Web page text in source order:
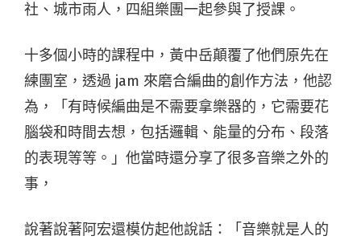
社、城市雨人，四組樂團一起參與了授課。
十多個小時的課程中，黃中岳顛覆了他們原先在
練團室，透過 jam 來磨合編曲的創作方法，他認
為，「有時候編曲是不需要拿樂器的，它需要花
腦袋和時間去想，包括邏輯、能量的分布、段落
的表現等等。」他當時還分享了很多音樂之外的
事，
說著說著阿宏還模仿起他說話：「音樂就是人的